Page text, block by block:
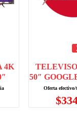
4K
50″
$